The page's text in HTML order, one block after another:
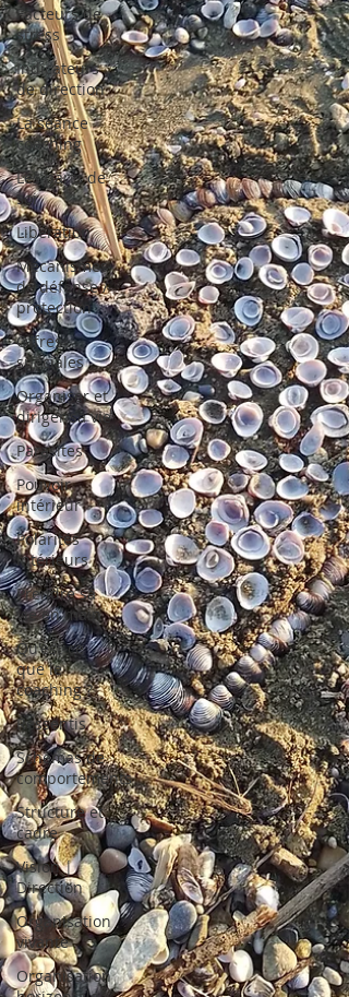
Facteurs de
stress
Indicateurs
de direction
La séance
coaching
Les parts de
soi
Libération
Mécanismes
de défense /
protection
Offres
spéciales
Organiser et
diriger sa vie
Parasites
Pouvoir
intérieur
Polarités
intérieurs
Prendre sa
vie en main
Qu'est-ce
que le
coaching ?
Ressentis
Schémas de
comportements
Structure et
cadre
Vision |
Direction
Organisation
vivante
Organisation